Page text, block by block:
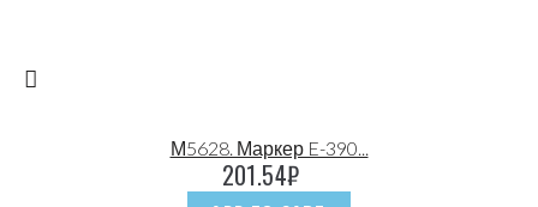
М5628. Маркер E-390...
201.54₽